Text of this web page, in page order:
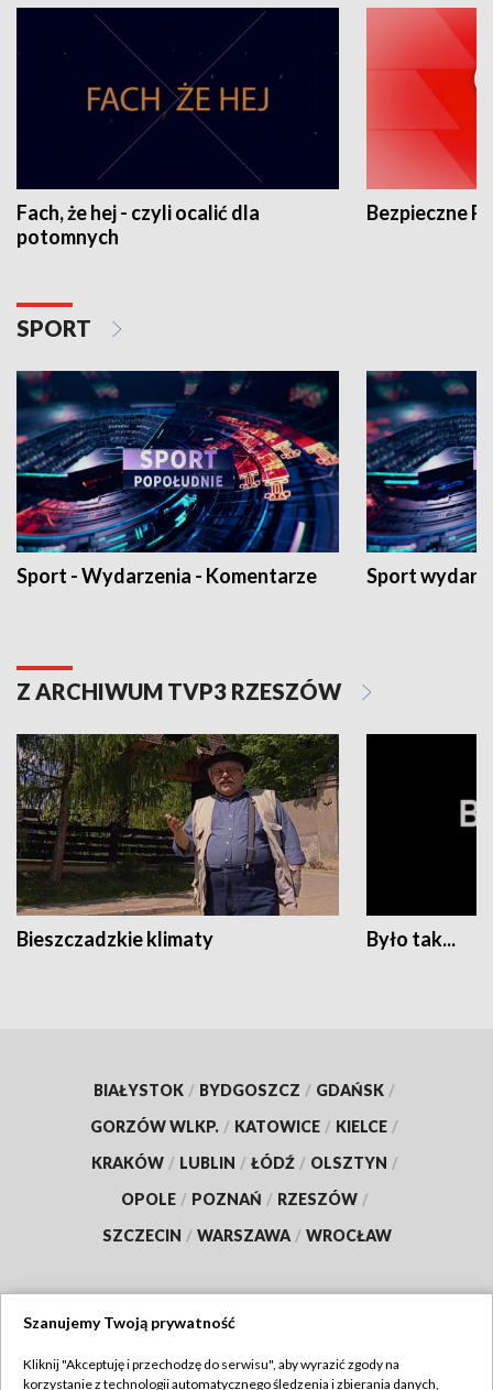
Fach, że hej - czyli ocalić dla
potomnych
Bezpieczne
SPORT
Sport - Wydarzenia - Komentarze Sport
Z ARCHIWUM TVP3 RZESZÓW
Bieszczadzkie klimaty Było tak...
BIAŁYSTOK / BYDGOSZCZ / GDAŃSK /
GORZÓW WLKP. / KATOWICE / KIELCE /
KRAKÓW / LUBLIN / ŁÓDŹ / OLSZTYN /
OPOLE / POZNAŃ / RZESZÓW /
SZCZECIN / WARSZAWA / WROCŁAW
Szanujemy Twoją prywatność
Kliknij "Akceptuję i przechodzę do serwisu", aby wyrazić zgody na
korzystanie z technologii automatycznego śledzenia i zbierania danych,